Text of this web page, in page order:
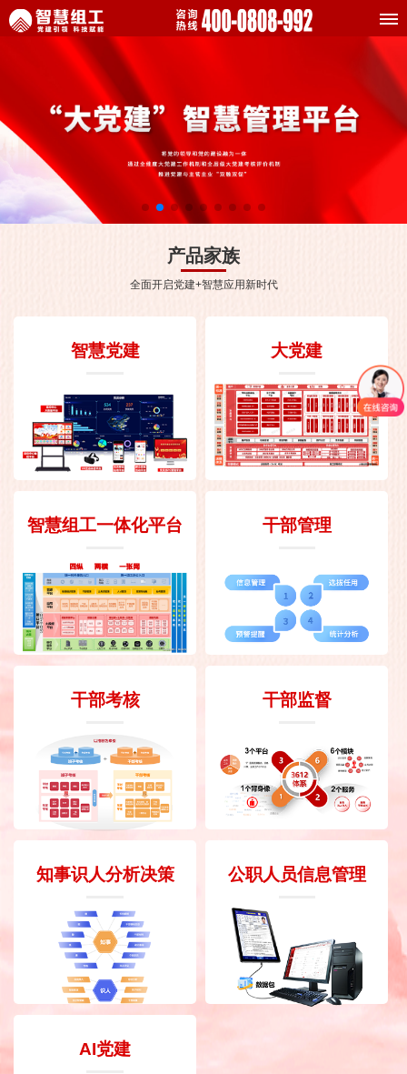
产品家族
全面开启党建+智慧应用新时代
智慧党建 大党建
智慧组工一体化平台 干部管理
干部考核 干部监督
知事识人分析决策 公职人员信息管理
AI党建